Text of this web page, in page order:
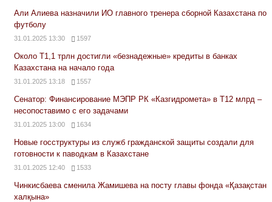
Али Алиева назначили ИО главного тренера сборной Казахстана по
футболу
31.01.2025 13:30 1597
Около Т1,1 трлн достигли «безнадежные» кредиты в банках
Казахстана на начало года
31.01.2025 13:18 1557
Сенатор: Финансирование МЭПР РК «Казгидромета» в Т12 млрд –
несопоставимо с его задачами
31.01.2025 13:00 1634
Новые госструктуры из служб гражданской защиты создали для
готовности к паводкам в Казахстане
31.01.2025 12:40 1533
Чинкисбаева сменила Жамишева на посту главы фонда «Қазақстан
халқына»